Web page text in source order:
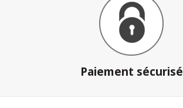
Paiement sécurisé